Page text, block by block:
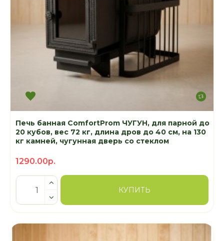
Печь банная ComfortProm ЧУГУН, для парной до
20 кубов, вес 72 кг, длина дров до 40 см, на 130
кг камней, чугунная дверь со стеклом
1290.00р.
КУПИТЬ